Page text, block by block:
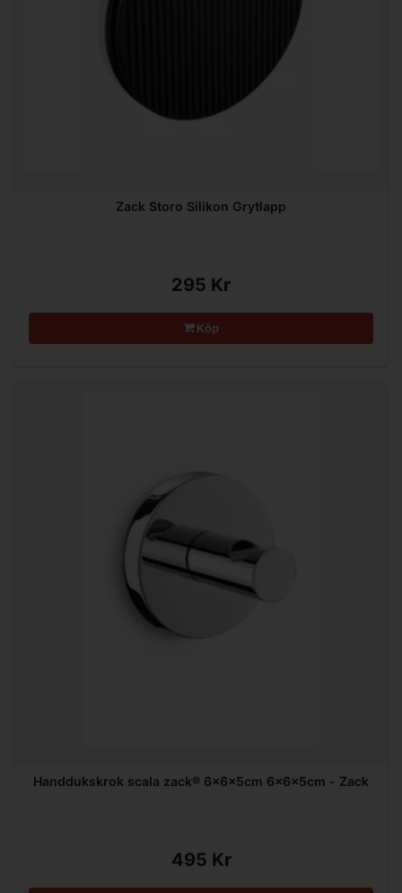
Zack Storo Silikon Grytlapp
295 Kr
Köp
Handdukskrok scala zack® 6x6x5cm 6x6x5cm - Zack
495 Kr